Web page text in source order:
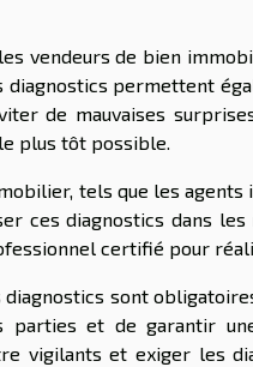
vendeurs de bien
diagnostics permettent
de mauvaises
plus tôt possible.
tels que les
ces diagnostics dans
certifié pour
diagnostics sont
et de garantir
vigilants et exiger les